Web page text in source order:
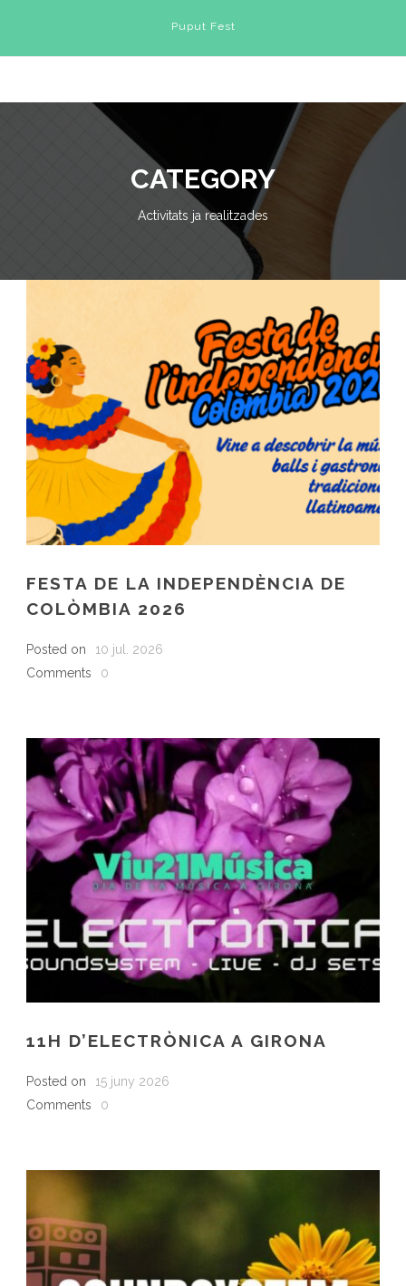
Puput Fest
CATEGORY
Activitats ja realitzades
FESTA DE LA INDEPENDÈNCIA DE
COLÒMBIA 2026
Posted on
10 jul. 2026
Comments
0
11H D’ELECTRÒNICA A GIRONA
Posted on
15 juny 2026
Comments
0